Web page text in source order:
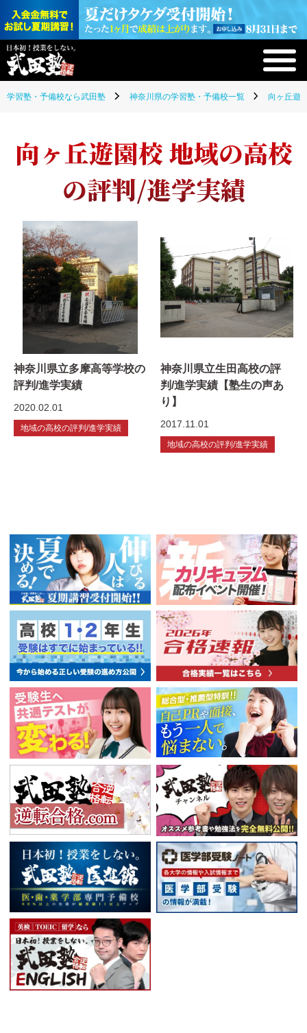
学習塾・予備校なら武田塾 神奈川県の学習塾・予備校一覧 向ヶ丘遊
向ヶ丘遊園校 地域の高校
の評判/進学実績
神奈川県立多摩高等学校の
評判/進学実績
2020.02.01
地域の高校の評判/進学実績
神奈川県立生田高校の評
判/進学実績【塾生の声あ
り】
2017.11.01
地域の高校の評判/進学実績